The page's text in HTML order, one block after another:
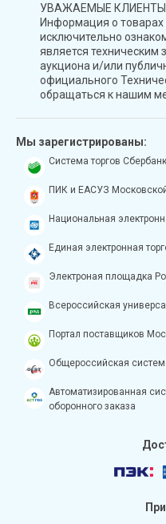
УВАЖАЕМЫЕ
Информация о товарах
исключительно
является
аукциона и/или
официального
обращаться к нашим
Мы зарегистрированы:
Система торгов
ПИК и ЕАСУЗ
Национальная
Единая электронная
Электроная площадка
Всероссийская
Портал поставщиков
Общероссийская
Автоматизированная
оборонного заказа